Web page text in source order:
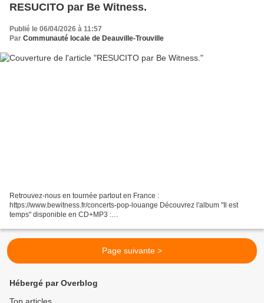
RESUCITO par Be Witness.
Publié le 06/04/2026 à 11:57
Par Communauté locale de Deauville-Trouville
Retrouvez-nous en tournée partout en France :
https://www.bewitness.fr/concerts-pop-louange Découvrez l'album "Il est
temps" disponible en CD+MP3 :
en LIVE au FRAT 2023 avec 10000...
Page suivante >
Hébergé par Overblog